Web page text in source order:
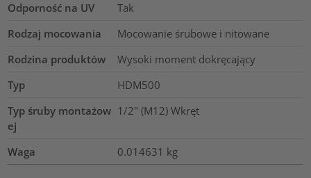
Odporność na UV
Tak
Rodzaj mocowania
Mocowanie śrubowe i nitowane
Rodzina produktów
Wysoki moment dokręcający
Typ
HDM500
Typ śruby montażow
ej
1/2" (M12) Wkręt
Waga 0.014631 kg